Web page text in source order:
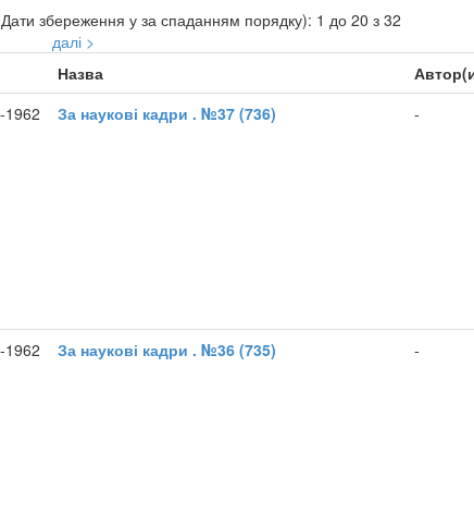
збереження у за спаданням порядку): 1 до 20 з 32
далі >
Назва
1962
За наукові кадри . №37 (736) -
1962 За наукові кадри . №36 (735) -